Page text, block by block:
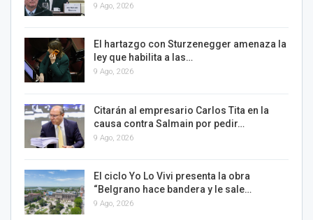
9 Ago, 2026
El hartazgo con Sturzenegger amenaza la
ley que habilita a las…
9 Ago, 2026
Citarán al empresario Carlos Tita en la
causa contra Salmain por pedir…
9 Ago, 2026
El ciclo Yo Lo Vivi presenta la obra
“Belgrano hace bandera y le sale…
9 Ago, 2026